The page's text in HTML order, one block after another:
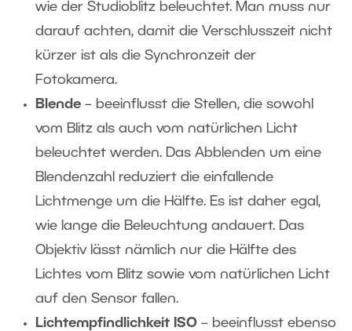
wie der Studioblitz beleuchtet. Man muss nur
darauf achten, damit die Verschlusszeit nicht
kürzer ist als die Synchronzeit der
Fotokamera.
Blende – beeinflusst die Stellen, die sowohl
vom Blitz als auch vom natürlichen Licht
beleuchtet werden. Das Abblenden um eine
Blendenzahl reduziert die einfallende
Lichtmenge um die Hälfte. Es ist daher egal,
wie lange die Beleuchtung andauert. Das
Objektiv lässt nämlich nur die Hälfte des
Lichtes vom Blitz sowie vom natürlichen Licht
auf den Sensor fallen.
Lichtempfindlichkeit ISO – beeinflusst ebenso